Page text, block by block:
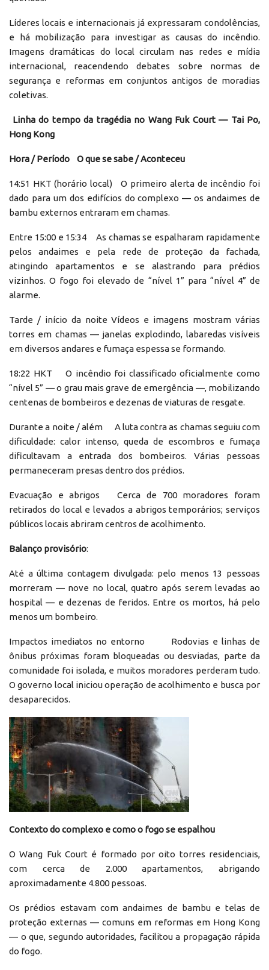
Líderes locais e internacionais já expressaram condolências,
e há mobilização para investigar as causas do incêndio.
Imagens dramáticas do local circulam nas redes e mídia
internacional, reacendendo debates sobre normas de
segurança e reformas em conjuntos antigos de moradias
coletivas.
Linha do tempo da tragédia no Wang Fuk Court — Tai Po,
Hong Kong
Hora / Período O que se sabe / Aconteceu
14:51 HKT (horário local) O primeiro alerta de incêndio foi
dado para um dos edifícios do complexo — os andaimes de
bambu externos entraram em chamas.
Entre 15:00 e 15:34 As chamas se espalharam rapidamente
pelos andaimes e pela rede de proteção da fachada,
atingindo apartamentos e se alastrando para prédios
vizinhos. O fogo foi elevado de “nível 1” para “nível 4” de
alarme.
Tarde / início da noite Vídeos e imagens mostram várias
torres em chamas — janelas explodindo, labaredas visíveis
em diversos andares e fumaça espessa se formando.
18:22 HKT O incêndio foi classificado oficialmente como
“nível 5” — o grau mais grave de emergência —, mobilizando
centenas de bombeiros e dezenas de viaturas de resgate.
Durante a noite / além A luta contra as chamas seguiu com
dificuldade: calor intenso, queda de escombros e fumaça
dificultavam a entrada dos bombeiros. Várias pessoas
permaneceram presas dentro dos prédios.
Evacuação e abrigos Cerca de 700 moradores foram
retirados do local e levados a abrigos temporários; serviços
públicos locais abriram centros de acolhimento.
Balanço provisório:
Até a última contagem divulgada: pelo menos 13 pessoas
morreram — nove no local, quatro após serem levadas ao
hospital — e dezenas de feridos. Entre os mortos, há pelo
menos um bombeiro.
Impactos imediatos no entorno Rodovias e linhas de
ônibus próximas foram bloqueadas ou desviadas, parte da
comunidade foi isolada, e muitos moradores perderam tudo.
O governo local iniciou operação de acolhimento e busca por
desaparecidos.
Contexto do complexo e como o fogo se espalhou
O Wang Fuk Court é formado por oito torres residenciais,
com cerca de 2.000 apartamentos, abrigando
aproximadamente 4.800 pessoas.
Os prédios estavam com andaimes de bambu e telas de
proteção externas — comuns em reformas em Hong Kong
— o que, segundo autoridades, facilitou a propagação rápida
do fogo.